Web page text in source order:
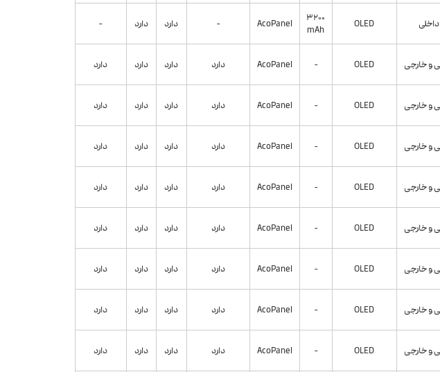
داخلی OLED
3200
mAh
AcoPanel
- دارد دارد -
و خارجی OLED
-
AcoPanel دارد دارد دارد دارد
و خارجی OLED
-
AcoPanel دارد دارد دارد دارد
و خارجی OLED
-
AcoPanel دارد دارد دارد دارد
و خارجی OLED
-
AcoPanel دارد دارد دارد دارد
و خارجی OLED
-
AcoPanel دارد دارد دارد دارد
و خارجی OLED
-
AcoPanel دارد دارد دارد دارد
و خارجی OLED
-
AcoPanel دارد دارد دارد دارد
و خارجی OLED
-
AcoPanel دارد دارد دارد دارد